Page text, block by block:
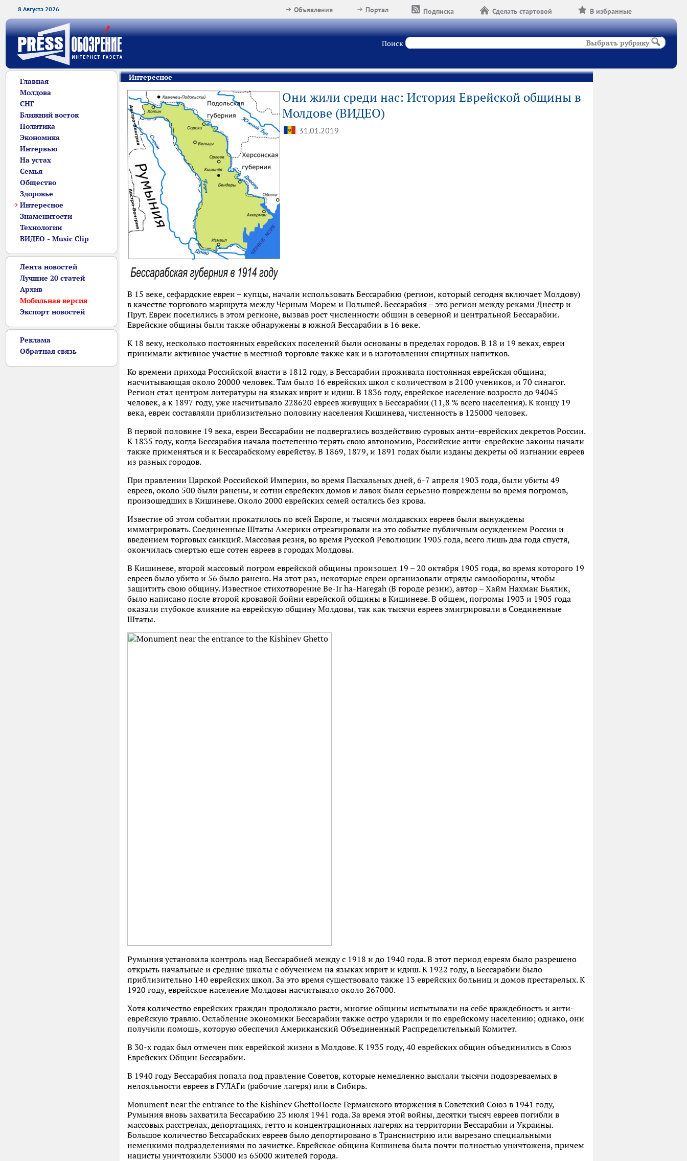
8 Августа 2026 В избранные
Сделать стартовой
Подписка
Портал
Объявления
Поиск Выбрать рубрику
Главная
Молдова
СНГ
Ближний восток
Политика
Экономика
Интервью
На устах
Семья
Общество
Здоровье
Интересное
Знаменитости
Технологии
ВИДЕО - Music Clip
Лента новостей
Лучшие 20 статей
Архив
Мобильная версия
Экспорт новостей
Реклама
Обратная связь
Интересное
Они жили среди нас: История Еврейской общины в
Молдове (ВИДЕО)
31.01.2019
В 15 веке, сефардские евреи – купцы, начали использовать Бессарабию (регион, который сегодня включает Молдову)
в качестве торгового маршрута между Черным Морем и Польшей. Бессарабия – это регион между реками Днестр и
Прут. Евреи поселились в этом регионе, вызвав рост численности общин в северной и центральной Бессарабии.
Еврейские общины были также обнаружены в южной Бессарабии в 16 веке.
К 18 веку, несколько постоянных еврейских поселений были основаны в пределах городов. В 18 и 19 веках, евреи
принимали активное участие в местной торговле также как и в изготовлении спиртных напитков.
Ко времени прихода Российской власти в 1812 году, в Бессарабии проживала постоянная еврейская община,
насчитывающая около 20000 человек. Там было 16 еврейских школ с количеством в 2100 учеников, и 70 синагог.
Регион стал центром литературы на языках иврит и идиш. В 1836 году, еврейское население возросло до 94045
человек, а к 1897 году, уже насчитывало 228620 евреев живущих в Бессарабии (11,8 % всего населения). К концу 19
века, евреи составляли приблизительно половину населения Кишинева, численность в 125000 человек.
В первой половине 19 века, евреи Бессарабии не подвергались воздействию суровых анти-еврейских декретов России.
К 1835 году, когда Бессарабия начала постепенно терять свою автономию, Российские анти-еврейские законы начали
также применяться и к Бессарабскому еврейству. В 1869, 1879, и 1891 годах были изданы декреты об изгнании евреев
из разных городов.
При правлении Царской Российской Империи, во время Пасхальных дней, 6-7 апреля 1903 года, были убиты 49
евреев, около 500 были ранены, и сотни еврейских домов и лавок были серьезно повреждены во время погромов,
произошедших в Кишиневе. Около 2000 еврейских семей остались без крова.
Известие об этом событии прокатилось по всей Европе, и тысячи молдавских евреев были вынуждены
иммигрировать. Соединенные Штаты Америки отреагировали на это событие публичным осуждением России и
введением торговых санкций. Массовая резня, во время Русской Революции 1905 года, всего лишь два года спустя,
окончилась смертью еще сотен евреев в городах Молдовы.
В Кишиневе, второй массовый погром еврейской общины произошел 19 – 20 октября 1905 года, во время которого 19
евреев было убито и 56 было ранено. На этот раз, некоторые евреи организовали отряды самообороны, чтобы
защитить свою общину. Известное стихотворение Be-Ir ha-Haregah (В городе резни), автор – Хайм Нахман Бьялик,
было написано после второй кровавой бойни еврейской общины в Кишиневе. В общем, погромы 1903 и 1905 года
оказали глубокое влияние на еврейскую общину Молдовы, так как тысячи евреев эмигрировали в Соединенные
Штаты.
Румыния установила контроль над Бессарабией между с 1918 и до 1940 года. В этот период евреям было разрешено
открыть начальные и средние школы с обучением на языках иврит и идиш. К 1922 году, в Бессарабии было
приблизительно 140 еврейских школ. За это время существовало также 13 еврейских больниц и домов престарелых. К
1920 году, еврейское население Молдовы насчитывало около 267000.
Хотя количество еврейских граждан продолжало расти, многие общины испытывали на себе враждебность и анти-
еврейскую травлю. Ослабление экономики Бессарабии также остро ударили и по еврейскому населению; однако, они
получили помощь, которую обеспечил Американский Объединенный Распределительный Комитет.
В 30-х годах был отмечен пик еврейской жизни в Молдове. К 1935 году, 40 еврейских общин объединились в Союз
Еврейских Общин Бессарабии.
В 1940 году Бессарабия попала под правление Советов, которые немедленно выслали тысячи подозреваемых в
нелояльности евреев в ГУЛАГи (рабочие лагеря) или в Сибирь.
Monument near the entrance to the Kishinev GhettoПосле Германского вторжения в Советский Союз в 1941 году,
Румыния вновь захватила Бессарабию 23 июля 1941 года. За время этой войны, десятки тысяч евреев погибли в
массовых расстрелах, депортациях, гетто и концентрационных лагерях на территории Бессарабии и Украины.
Большое количество Бессарабских евреев было депортировано в Транснистрию или вырезано специальными
немецкими подразделениями по зачистке. Еврейское община Кишинева была почти полностью уничтожена, причем
нацисты уничтожили 53000 из 65000 жителей города.